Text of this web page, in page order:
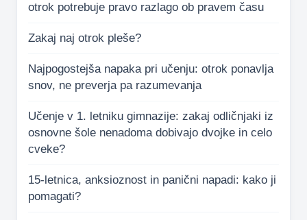
otrok potrebuje pravo razlago ob pravem času
Zakaj naj otrok pleše?
Najpogostejša napaka pri učenju: otrok ponavlja
snov, ne preverja pa razumevanja
Učenje v 1. letniku gimnazije: zakaj odličnjaki iz
osnovne šole nenadoma dobivajo dvojke in celo
cveke?
15-letnica, anksioznost in panični napadi: kako ji
pomagati?